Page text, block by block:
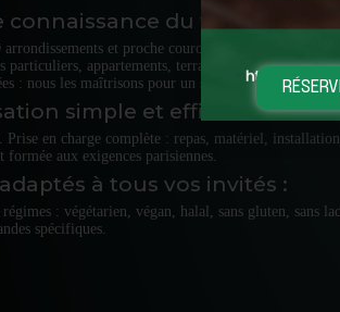
connaissance du terrain
arrondissements et proche couronne. Intervention
particuliers, appartements, terrasses, jardins, bateaux.
: nous les maîtrisons pour un service fluide.
simple et efficace :
Prise en charge complète : repas, matériel,
formée aux exigences parisiennes.
à tous vos invités :
: végétarien, végan, halal, sans gluten, sans
spécifiques.